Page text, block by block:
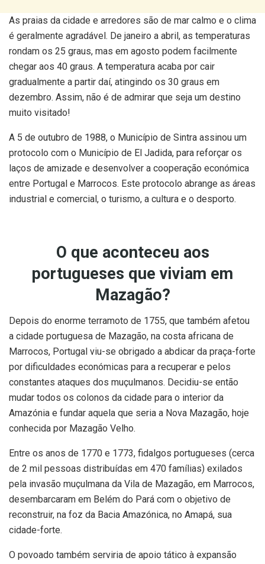
As praias da cidade e arredores são de mar calmo e o clima
é geralmente agradável. De janeiro a abril, as temperaturas
rondam os 25 graus, mas em agosto podem facilmente
chegar aos 40 graus. A temperatura acaba por cair
gradualmente a partir daí, atingindo os 30 graus em
dezembro. Assim, não é de admirar que seja um destino
muito visitado!
A 5 de outubro de 1988, o Município de Sintra assinou um
protocolo com o Município de El Jadida, para reforçar os
laços de amizade e desenvolver a cooperação económica
entre Portugal e Marrocos. Este protocolo abrange as áreas
industrial e comercial, o turismo, a cultura e o desporto.
O que aconteceu aos
portugueses que viviam em
Mazagão?
Depois do enorme terramoto de 1755, que também afetou
a cidade portuguesa de Mazagão, na costa africana de
Marrocos, Portugal viu-se obrigado a abdicar da praça-forte
por dificuldades económicas para a recuperar e pelos
constantes ataques dos muçulmanos. Decidiu-se então
mudar todos os colonos da cidade para o interior da
Amazónia e fundar aquela que seria a Nova Mazagão, hoje
conhecida por Mazagão Velho.
Entre os anos de 1770 e 1773, fidalgos portugueses (cerca
de 2 mil pessoas distribuídas em 470 famílias) exilados
pela invasão muçulmana da Vila de Mazagão, em Marrocos,
desembarcaram em Belém do Pará com o objetivo de
reconstruir, na foz da Bacia Amazónica, no Amapá, sua
cidade-forte.
O povoado também serviria de apoio tático à expansão